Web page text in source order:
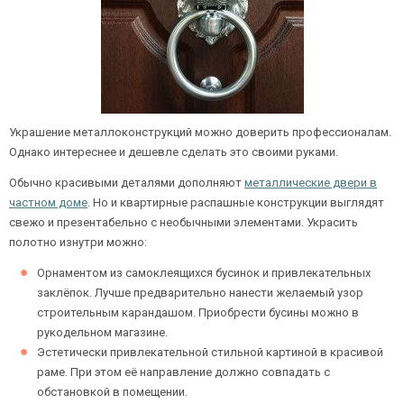
Ежедневно с 08:00 до 24:00
+7 (495) 409-24-70
Украшение металлоконструкций можно доверить профессионалам.
Однако интереснее и дешевле сделать это своими руками.
Обычно красивыми деталями дополняют металлические двери в
частном доме. Но и квартирные распашные конструкции выглядят
свежо и презентабельно с необычными элементами. Украсить
полотно изнутри можно:
Орнаментом из самоклеящихся бусинок и привлекательных
заклёпок. Лучше предварительно нанести желаемый узор
строительным карандашом. Приобрести бусины можно в
рукодельном магазине.
Эстетически привлекательной стильной картиной в красивой
раме. При этом её направление должно совпадать с
обстановкой в помещении.